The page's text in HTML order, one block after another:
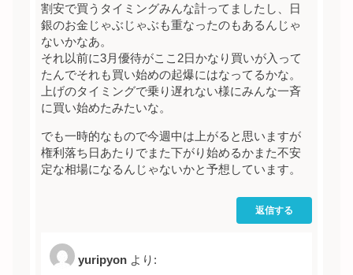
割安で買うタイミングみんな計ってましたし、日
銀のお金じゃぶじゃぶも重なったのもあるんじゃ
ないかなあ。
それ以前に3月優待がここ2日かなり買いが入って
たんでそれも買い始めの起爆にはなってるかな。
上げのタイミングで乗り遅れない様にみんな一斉
に買い始めたみたいな。
でも一時的なもので今週中は上がると思いますが
権利落ち日あたりでまた下がり始めるかまた不安
定な相場になるんじゃないかと予想しています。
返信する
yuripyon より: